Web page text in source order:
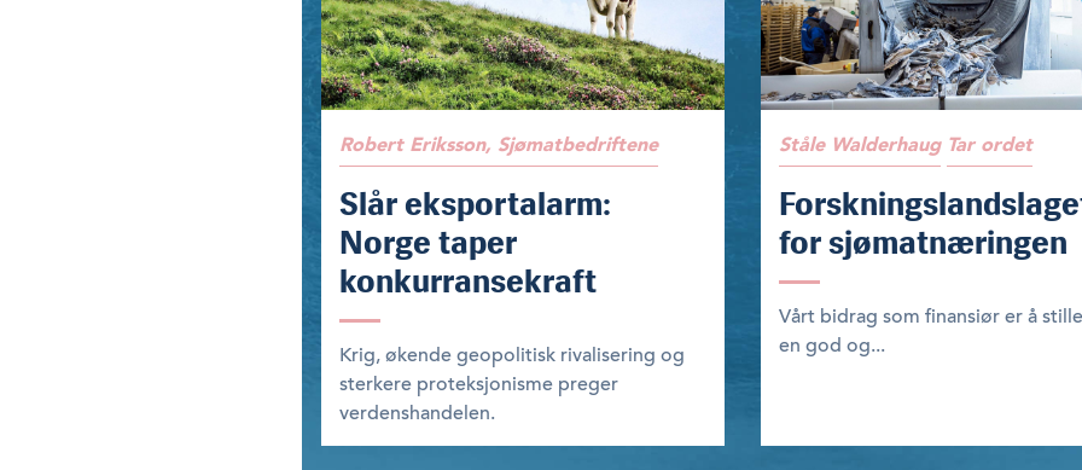
Robert Eriksson, Sjømatbedriftene
Slår eksportalarm:
Norge taper
konkurransekraft
Krig, økende geopolitisk rivalisering og
sterkere proteksjonisme preger
verdenshandelen.
Ståle Walderhaug Tar ordet
for sjømatnæringen
Vårt bidrag som finansiør er å
en god og...